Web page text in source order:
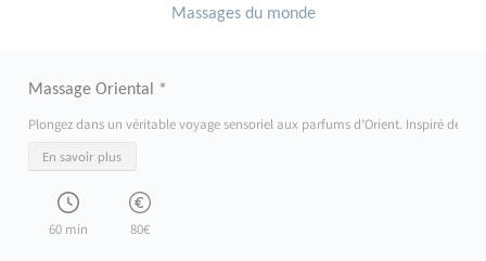
Massages du monde
Massage Oriental *
Plongez dans un véritable voyage sensoriel aux parfums d’Orient. Inspiré des
En savoir plus
60 min 80€